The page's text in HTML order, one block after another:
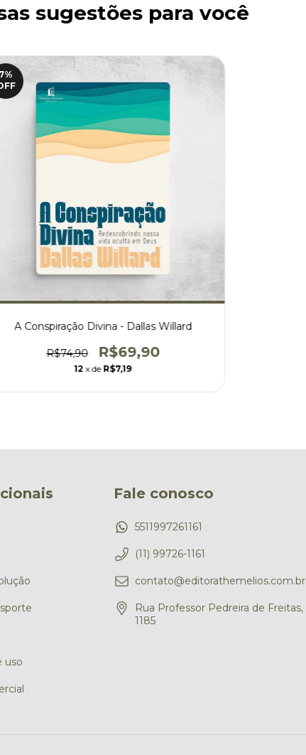
sugestões para você
7%
A Conspiração Divina - Dallas Willard
R$74,90 R$69,90
12 x de R$7,19
uso
Fale conosco
5511997261161
(11) 99726-1161
contato@editorathemelios.com.br
Rua Professor Pedreira de Freitas,
1185